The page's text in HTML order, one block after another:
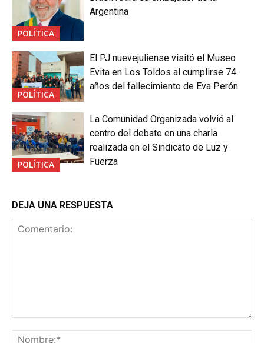
POLÍTICA
Argentina
POLÍTICA
El PJ nuevejuliense visitó el Museo
Evita en Los Toldos al cumplirse 74
años del fallecimiento de Eva Perón
POLÍTICA
La Comunidad Organizada volvió al
centro del debate en una charla
realizada en el Sindicato de Luz y
Fuerza
DEJA UNA RESPUESTA